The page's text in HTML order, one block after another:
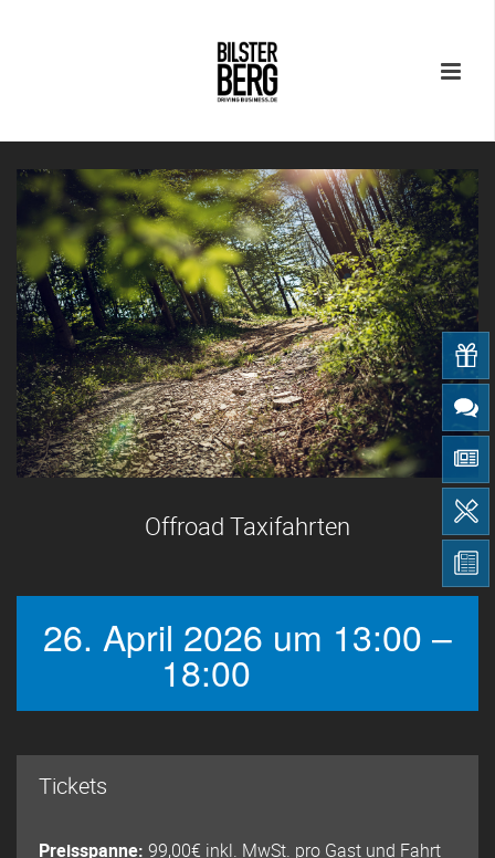
Offroad Taxifahrten
26. April 2026 um 13:00 –
18:00
Tickets
Preisspanne: 99,00€ inkl. MwSt. pro Gast und Fahrt